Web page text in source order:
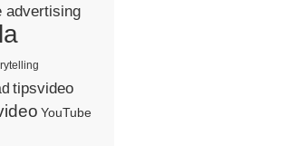
advertising
tipsvideo
YouTube